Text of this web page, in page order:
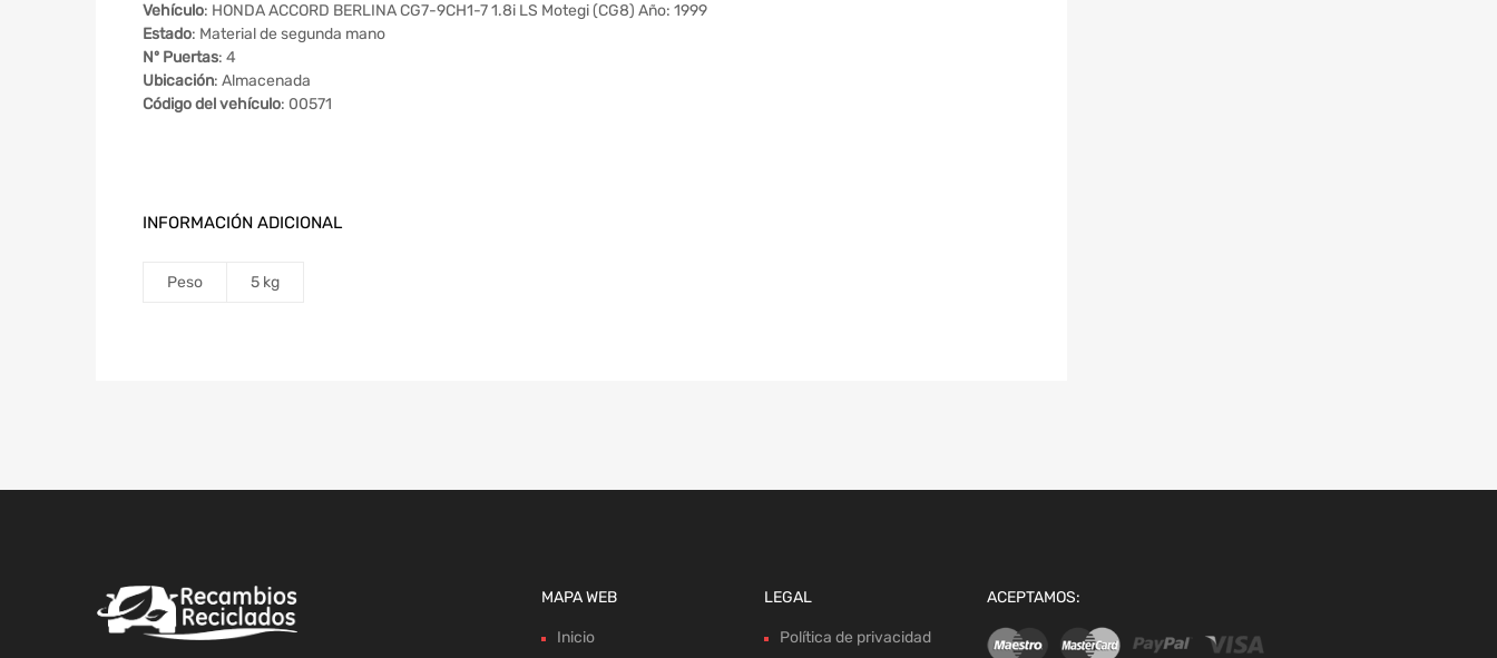
Vehículo: HONDA ACCORD BERLINA CG7-9CH1-7 1.8i LS Motegi (CG8) Año: 1999
Estado: Material de segunda mano
Nº Puertas: 4
Ubicación: Almacenada
Código del vehículo: 00571
INFORMACIÓN ADICIONAL
Peso 5 kg
MAPA WEB
Inicio
LEGAL
Política de privacidad
ACEPTAMOS: